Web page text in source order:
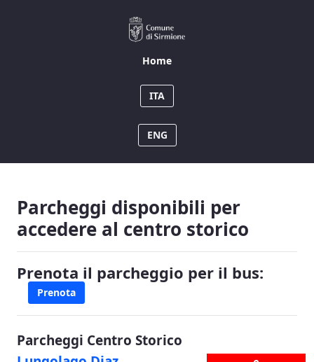
Home
ITA
ENG
Parcheggi disponibili per
accedere al centro storico
Prenota il parcheggio per il bus:
Prenota
Parcheggi Centro Storico